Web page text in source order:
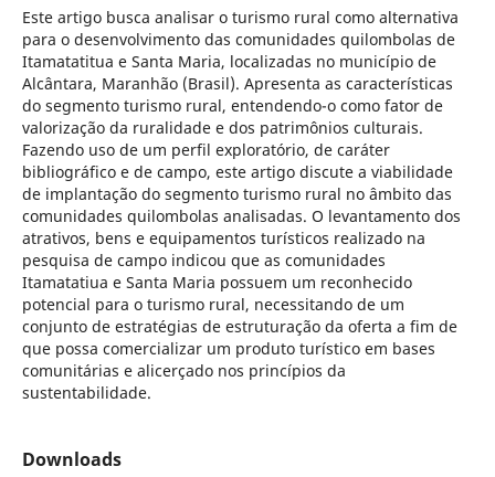
Este artigo busca analisar o turismo rural como alternativa
para o desenvolvimento das comunidades quilombolas de
Itamatatitua e Santa Maria, localizadas no município de
Alcântara, Maranhão (Brasil). Apresenta as características
do segmento turismo rural, entendendo-o como fator de
valorização da ruralidade e dos patrimônios culturais.
Fazendo uso de um perfil exploratório, de caráter
bibliográfico e de campo, este artigo discute a viabilidade
de implantação do segmento turismo rural no âmbito das
comunidades quilombolas analisadas. O levantamento dos
atrativos, bens e equipamentos turísticos realizado na
pesquisa de campo indicou que as comunidades
Itamatatiua e Santa Maria possuem um reconhecido
potencial para o turismo rural, necessitando de um
conjunto de estratégias de estruturação da oferta a fim de
que possa comercializar um produto turístico em bases
comunitárias e alicerçado nos princípios da
sustentabilidade.
Downloads